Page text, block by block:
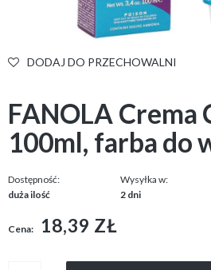
DODAJ DO PRZECHOWALNI
FANOLA Crema
100ml, farba do
Dostępność:
duża ilość
Wysyłka w:
2 dni
Cena: 18,39 ZŁ